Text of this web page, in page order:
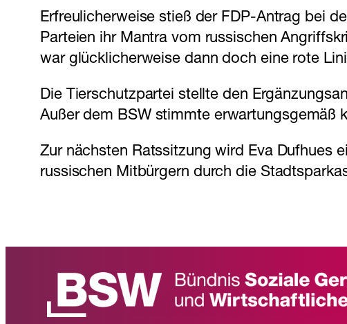
Erfreulicherweise stieß der FDP-Antrag bei
Parteien ihr Mantra vom russischen
war glücklicherweise dann doch eine rote
Die Tierschutzpartei stellte den
Außer dem BSW stimmte erwartungsgemäß
Zur nächsten Ratssitzung wird Eva Dufhues
russischen Mitbürgern durch die